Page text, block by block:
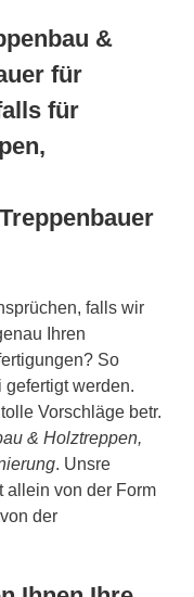
&
für
für
falls wir
Ihren
So
gefertigt werden.
Vorschläge betr.
& Holztreppen,
. Unsre
allein von der Form
der